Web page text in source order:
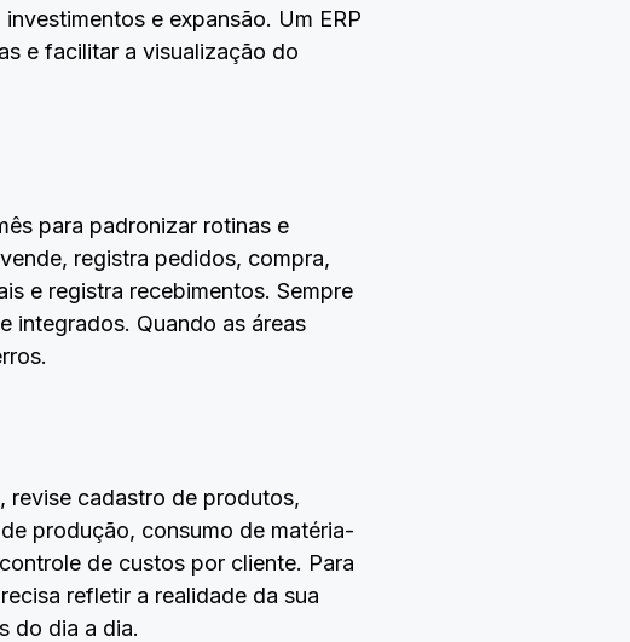
e expansão. Um ERP
e facilitar a visualização do
para padronizar rotinas e
registra pedidos, compra,
e registra recebimentos. Sempre
integrados. Quando as áreas
revise cadastro de produtos,
produção, consumo de matéria-
de custos por cliente. Para
refletir a realidade da sua
do dia a dia.